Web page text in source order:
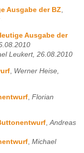
Ausgabe der BZ
Ausgabe der
Leukert, 26.08.2010
Werner Heise,
Florian
,Andreas
, Michael